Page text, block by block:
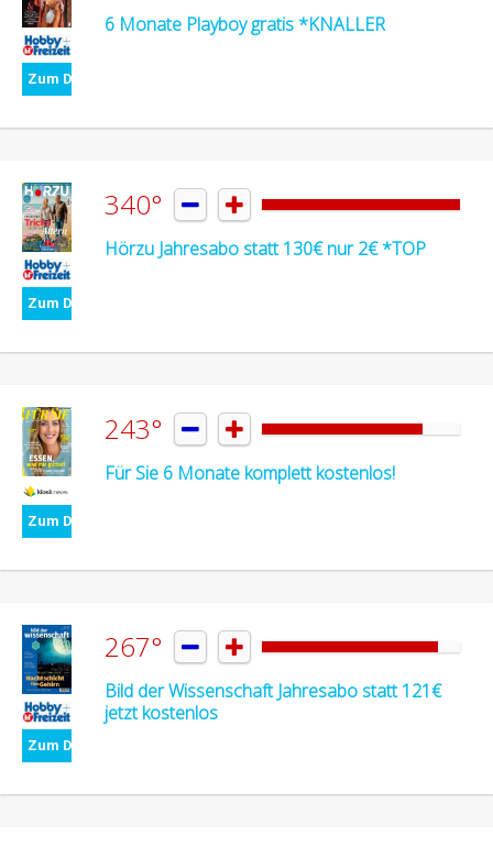
Zum Deal
6 Monate Playboy gratis *KNALLER
Zum Deal
340°  
Hörzu Jahresabo statt 130€ nur 2€ *TOP
Zum Deal
243°  
Für Sie 6 Monate komplett kostenlos!
Zum Deal
267°  
Bild der Wissenschaft Jahresabo statt 121€
jetzt kostenlos